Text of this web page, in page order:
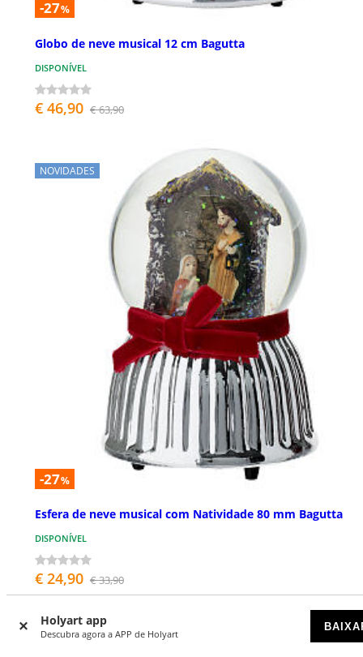
Holyart app
Descubra agora a APP de Holyart
-27%
Globo de neve musical 12 cm Bagutta
DISPONÍVEL
€ 46,90 € 63,90
NOVIDADES
-27%
Esfera de neve musical com Natividade 80 mm Bagutta
DISPONÍVEL
€ 24,90 € 33,90
NOVIDADES